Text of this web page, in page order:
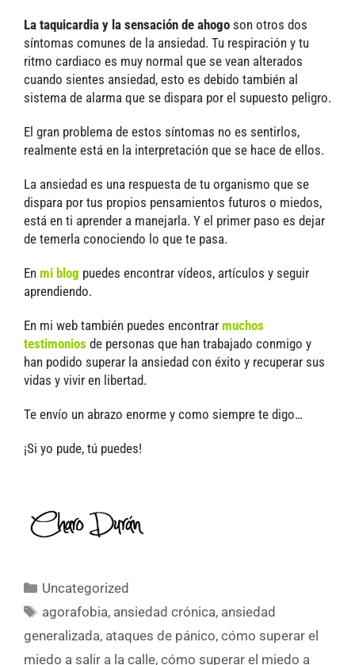
La taquicardia y la sensación de ahogo son otros dos
síntomas comunes de la ansiedad. Tu respiración y tu
ritmo cardiaco es muy normal que se vean alterados
cuando sientes ansiedad, esto es debido también al
sistema de alarma que se dispara por el supuesto peligro.
El gran problema de estos síntomas no es sentirlos,
realmente está en la interpretación que se hace de ellos.
La ansiedad es una respuesta de tu organismo que se
dispara por tus propios pensamientos futuros o miedos,
está en ti aprender a manejarla. Y el primer paso es dejar
de temerla conociendo lo que te pasa.
En mi blog puedes encontrar vídeos, artículos y seguir
aprendiendo.
En mi web también puedes encontrar muchos
testimonios de personas que han trabajado conmigo y
han podido superar la ansiedad con éxito y recuperar sus
vidas y vivir en libertad.
Te envío un abrazo enorme y como siempre te digo…
¡Si yo pude, tú puedes!
Uncategorized
agorafobia, ansiedad crónica, ansiedad
generalizada, ataques de pánico, cómo superar el
miedo a salir a la calle, cómo superar el miedo a